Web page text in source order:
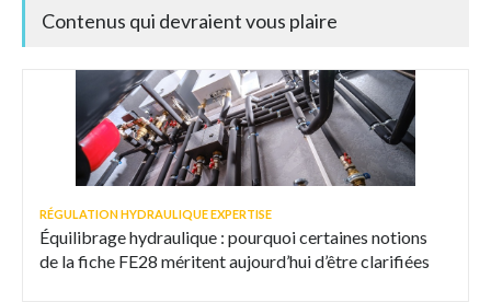
Contenus qui devraient vous plaire
RÉGULATION HYDRAULIQUE EXPERTISE
Équilibrage hydraulique : pourquoi certaines notions
de la fiche FE28 méritent aujourd’hui d’être clarifiées